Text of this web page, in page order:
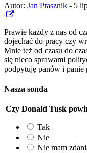
Autor: Jan Ptasznik - 5
Prawie każdy z nas od
dojechać do pracy czy
Mnie też od czasu do
się nieco sprawami
podpytuję panów i panie
Nasza sonda
Czy Donald Tusk
Tak
Nie
Nie mam